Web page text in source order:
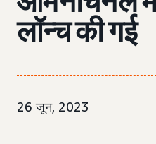
लॉन्च की गई
26 जून, 2023